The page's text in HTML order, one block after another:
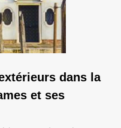
dans la
et ses